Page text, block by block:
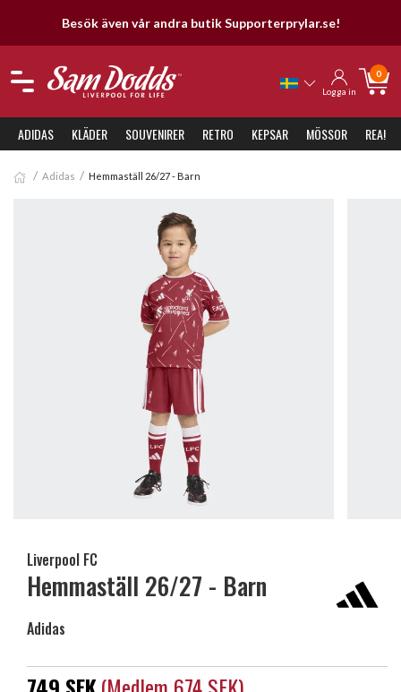
Besök även vår andra butik Supporterprylar.se!
Logga in
0
ADIDAS KLÄDER SOUVENIRER RETRO KEPSAR MÖSSOR REA!
Adidas Hemmaställ 26/27 - Barn
Liverpool FC
Hemmaställ 26/27 - Barn
Adidas